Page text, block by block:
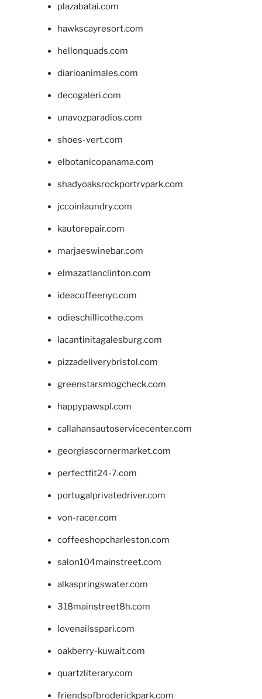
plazabatai.com
hawkscayresort.com
hellonquads.com
diarioanimales.com
decogaleri.com
unavozparadios.com
shoes-vert.com
elbotanicopanama.com
shadyoaksrockportrvpark.com
jccoinlaundry.com
kautorepair.com
marjaeswinebar.com
elmazatlanclinton.com
ideacoffeenyc.com
odieschillicothe.com
lacantinitagalesburg.com
pizzadeliverybristol.com
greenstarsmogcheck.com
happypawspl.com
callahansautoservicecenter.com
georgiascornermarket.com
perfectfit24-7.com
portugalprivatedriver.com
von-racer.com
coffeeshopcharleston.com
salon104mainstreet.com
alkaspringswater.com
318mainstreet8h.com
lovenailsspari.com
oakberry-kuwait.com
quartzliterary.com
friendsofbroderickpark.com